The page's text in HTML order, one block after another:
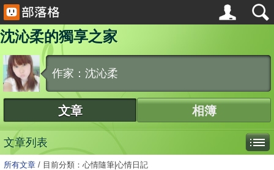
沈沁柔的獨享之家
作家：沈沁柔
文章 相簿
文章列表
所有文章 / 目前分類：心情隨筆|心情日記